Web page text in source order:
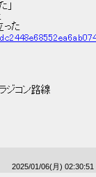
」
た
ジコン路線
2025/01/06(月) 02:30:51